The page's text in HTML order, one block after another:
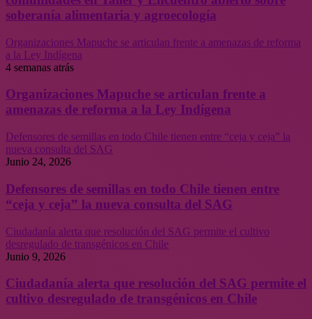
soberanía alimentaria y agroecología
Organizaciones Mapuche se articulan frente a amenazas de reforma
a la Ley Indígena
4 semanas atrás
Organizaciones Mapuche se articulan frente a
amenazas de reforma a la Ley Indígena
Defensores de semillas en todo Chile tienen entre “ceja y ceja” la
nueva consulta del SAG
Junio 24, 2026
Defensores de semillas en todo Chile tienen entre
“ceja y ceja” la nueva consulta del SAG
Ciudadanía alerta que resolución del SAG permite el cultivo
desregulado de transgénicos en Chile
Junio 9, 2026
Ciudadanía alerta que resolución del SAG permite el
cultivo desregulado de transgénicos en Chile